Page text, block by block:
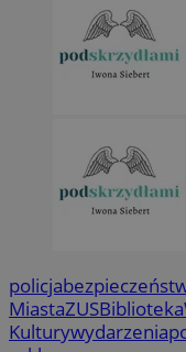
policja
MiastaZUSBiblioteka
Kulturywydarzenia